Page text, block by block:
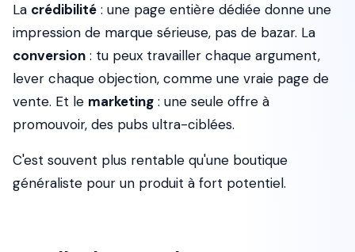
La crédibilité : une page entière dédiée donne une
impression de marque sérieuse, pas de bazar. La
conversion : tu peux travailler chaque argument,
lever chaque objection, comme une vraie page de
vente. Et le marketing : une seule offre à
promouvoir, des pubs ultra-ciblées.
C'est souvent plus rentable qu'une boutique
généraliste pour un produit à fort potentiel.